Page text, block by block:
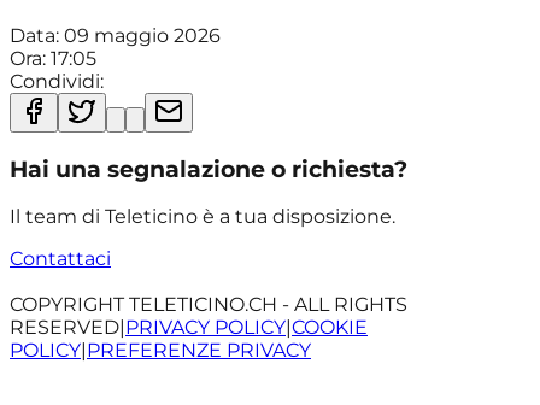
Data: 09 maggio 2026
Ora: 17:05
Condividi:
Hai una segnalazione o richiesta?
Il team di Teleticino è a tua disposizione.
Contattaci
COPYRIGHT TELETICINO.CH - ALL RIGHTS
RESERVED|PRIVACY POLICY|COOKIE
POLICY|PREFERENZE PRIVACY